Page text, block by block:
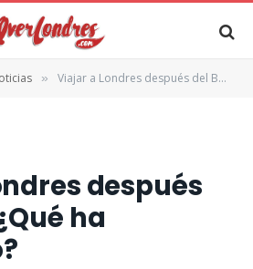
» Viajar a Londres después del Brexit ¿Qué ha cambiado?
después
ha